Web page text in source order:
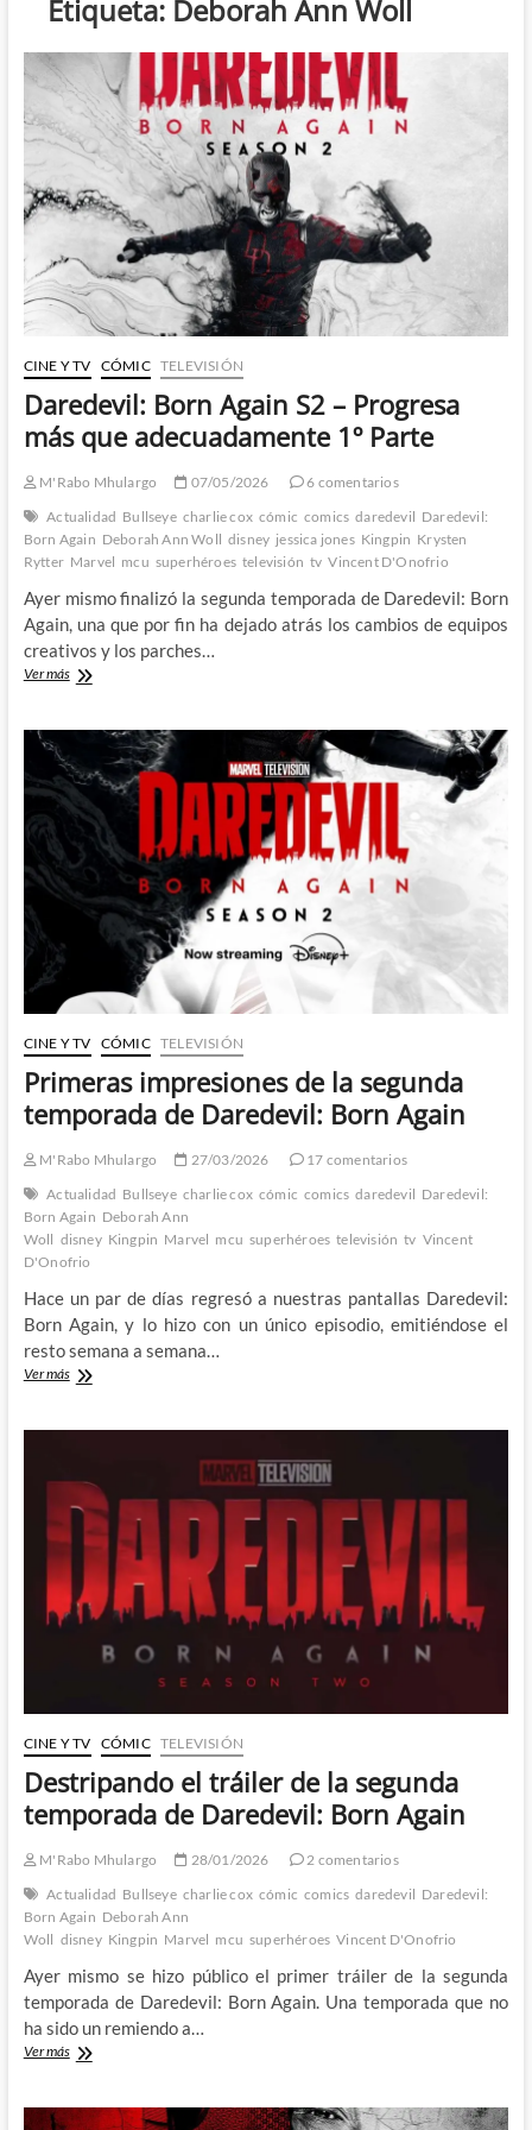
Etiqueta: Deborah Ann Woll
CINE Y TV CÓMIC TELEVISIÓN
Daredevil: Born Again S2 – Progresa
más que adecuadamente 1º Parte
M'Rabo Mhulargo 07/05/2026
6 comentarios
Actualidad Bullseye charlie cox cómic comics daredevil Daredevil:
Born Again Deborah Ann Woll disney jessica jones Kingpin Krysten
Rytter Marvel mcu superhéroes televisión tv Vincent D'Onofrio
Ayer mismo finalizó la segunda temporada de Daredevil: Born
Again, una que por fin ha dejado atrás los cambios de equipos
creativos y los parches…
Ver másDaredevil:
–
Progresa
más
que
adecuadamente
1º
Parte
CINE Y TV CÓMIC TELEVISIÓN
Primeras impresiones de la segunda
temporada de Daredevil: Born Again
M'Rabo Mhulargo 27/03/2026
17 comentarios
Actualidad Bullseye charlie cox cómic comics daredevil Daredevil:
Born Again Deborah Ann
Woll disney Kingpin Marvel mcu superhéroes televisión tv Vincent
D'Onofrio
Hace un par de días regresó a nuestras pantallas Daredevil:
Born Again, y lo hizo con un único episodio, emitiéndose el
resto semana a semana…
Ver másPrimeras
temporada
Daredevil:
Born
Again
CINE Y TV CÓMIC TELEVISIÓN
Destripando el tráiler de la segunda
temporada de Daredevil: Born Again
M'Rabo Mhulargo 28/01/2026
2 comentarios
Actualidad Bullseye charlie cox cómic comics daredevil Daredevil:
Born Again Deborah Ann
Woll disney Kingpin Marvel mcu superhéroes Vincent D'Onofrio
Ayer mismo se hizo público el primer tráiler de la segunda
temporada de Daredevil: Born Again. Una temporada que no
ha sido un remiendo a…
Ver másDestripando
de